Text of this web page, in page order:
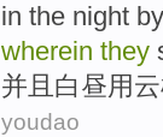
in the night by
wherein they
并且 白昼用
youdao